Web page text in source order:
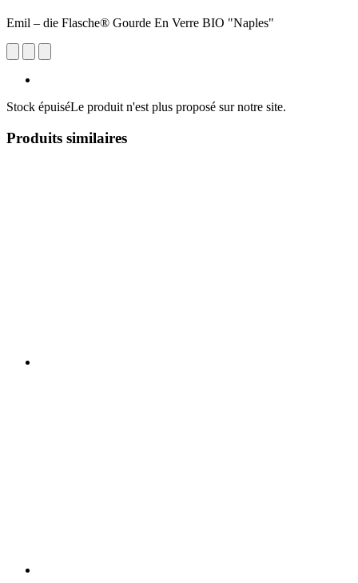
Emil – die Flasche® Gourde En Verre BIO "Naples"
Stock épuiséLe produit n'est plus proposé sur notre site.
Produits similaires